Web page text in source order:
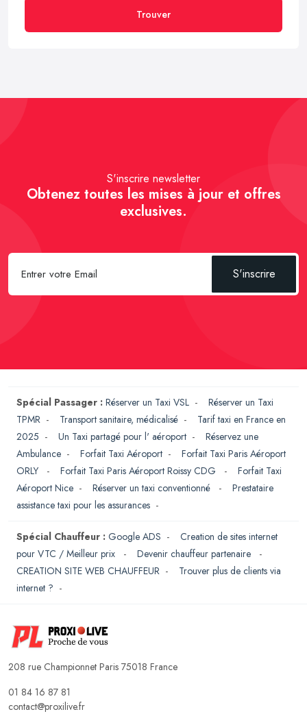
Trouver
S'inscrire newsletter
Obtenez toutes les mises à jour et offres
exclusives.
S'inscrire
Spécial Passager : Réserver un Taxi VSL - Réserver un Taxi
TPMR - Transport sanitaire, médicalisé - Tarif taxi en France en
2025 - Un Taxi partagé pour l' aéroport - Réservez une
Ambulance - Forfait Taxi Aéroport - Forfait Taxi Paris Aéroport
ORLY
- Forfait Taxi Paris Aéroport Roissy CDG - Forfait Taxi
Aéroport Nice - Réserver un taxi conventionné - Prestataire
assistance taxi pour les assurances -
Spécial Chauffeur : Google ADS - Creation de sites internet
pour VTC / Meilleur prix
- Devenir chauffeur partenaire
-
CREATION SITE WEB CHAUFFEUR - Trouver plus de clients via
internet ? -
208 rue Championnet Paris 75018 France
01 84 16 87 81
contact@proxilive.fr